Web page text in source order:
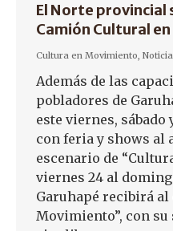
El Norte provincial
Camión Cultural
Cultura en Movimiento,
Además de las
pobladores de
este viernes,
con feria y shows al
escenario de
viernes 24 al
Garuhapé recibirá
Movimiento”, con su